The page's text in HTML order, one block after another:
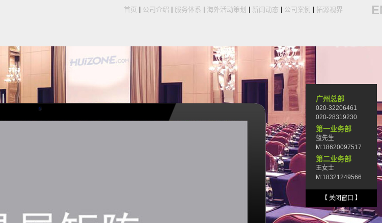
首页 公司介绍 服务体系 海外活动策划 新闻动态 公司案例 拓源视界
广州总部
020-32206461
020-28319230
第一业务部
蓝先生
M:18620097517
第二业务部
王女士
M:18321249566
【 关闭窗口 】